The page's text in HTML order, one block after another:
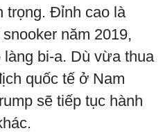
trọng. Đỉnh cao là
năm 2019,
bi-a. Dù vừa thua
quốc tế ở Nam
sẽ tiếp tục hành